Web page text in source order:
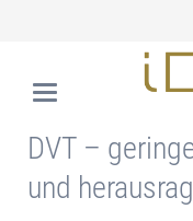
DVT –
und